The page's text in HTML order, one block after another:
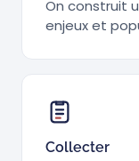
On construit
enjeux et
Collecter